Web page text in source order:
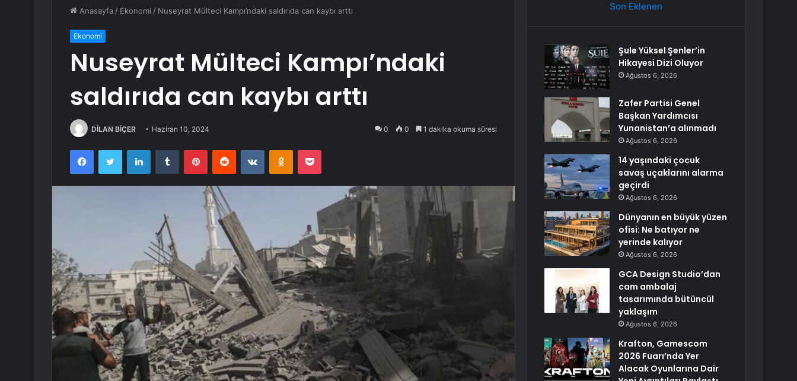
Anasayfa / Ekonomi / Nuseyrat Mülteci Kampı’ndaki saldırıda can kaybı arttı
Ekonomi
Nuseyrat Mülteci Kampı’ndaki
saldırıda can kaybı arttı
DİLAN BİÇER Haziran 10, 2024 0 0 1 dakika okuma süresi
FacebookTwitter LinkedInTumblr PinterestReddit VKontakteOdnoklassniki
Pocket
Son Eklenen
Şule Yüksel Şenler’in
Hikayesi Dizi Oluyor
Ağustos 6, 2026
Zafer Partisi Genel
Başkan Yardımcısı
Yunanistan’a alınmadı
Ağustos 6, 2026
14 yaşındaki çocuk
savaş uçaklarını alarma
geçirdi
Ağustos 6, 2026
Dünyanın en büyük yüzen
ofisi: Ne batıyor ne
yerinde kalıyor
Ağustos 6, 2026
GCA Design Studio’dan
cam ambalaj
tasarımında bütüncül
yaklaşım
Ağustos 6, 2026
Krafton, Gamescom
2026 Fuarı’nda Yer
Alacak Oyunlarına Dair